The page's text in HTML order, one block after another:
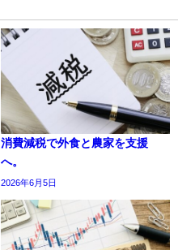
消費減税で外食と農家を支援
へ。
2026年6月5日